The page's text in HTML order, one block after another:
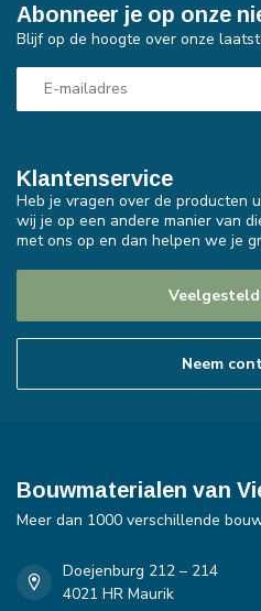
Klantenservice
Heb je vragen over de producten
wij je op een andere manier van
met ons op en dan helpen we je
Neem
Abonneer je op onze
Blijf op de hoogte over onze
Bouwmaterialen van
Meer dan 1000 verschillende
Doejenburg 212 – 214
4021 HR Maurik